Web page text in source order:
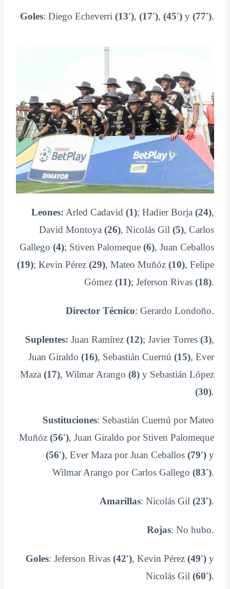
Goles: Diego Echeverri (13′), (17′), (45′)y (77′).
Leones: Arled Cadavid (1); Hadier Borja (24),
David Montoya (26), Nicolás Gil (5), Carlos
Gallego (4); Stiven Palomeque (6), Juan Ceballos
(19); Kevin Pérez (29), Mateo Muñóz (10), Felipe
Gómez (11); Jeferson Rivas (18).
Director Técnico: Gerardo Londoño.
Suplentes: Juan Ramírez (12); Javier Torres (3),
Juan Giraldo (16), Sebastián Cuernú (15), Ever
Maza (17), Wilmar Arango (8)y Sebastián López
(30).
Sustituciones: Sebastián Cuernú por Mateo
Muñóz (56′), Juan Giraldo por Stiven Palomeque
(56′), Ever Maza por Juan Ceballos (79′)y
Wilmar Arango por Carlos Gallego (83′).
Amarillas: Nicolás Gil (23′).
Rojas: No hubo.
Goles: Jeferson Rivas (42′), Kevin Pérez (49′)y
Nicolás Gil (60′).